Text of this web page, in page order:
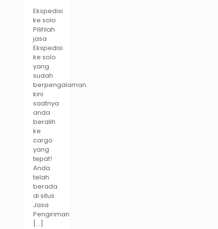
Ekspedisi
ke solo
Pilihlah
jasa
Ekspedisi
ke solo
yang
sudah
berpengalaman.
kini
saatnya
anda
beralih
ke
cargo
yang
tepat!
Anda
telah
berada
di situs
Jasa
Pengiriman
[…]